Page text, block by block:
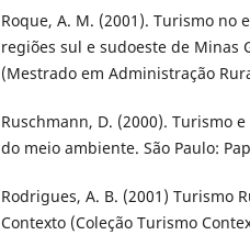
Roque, A. M. (2001). Turismo
regiões sul e sudoeste de Minas
(Mestrado em Administração
Ruschmann, D. (2000). Turismo
do meio ambiente. São Paulo:
Rodrigues, A. B. (2001) Turismo
Contexto (Coleção Turismo